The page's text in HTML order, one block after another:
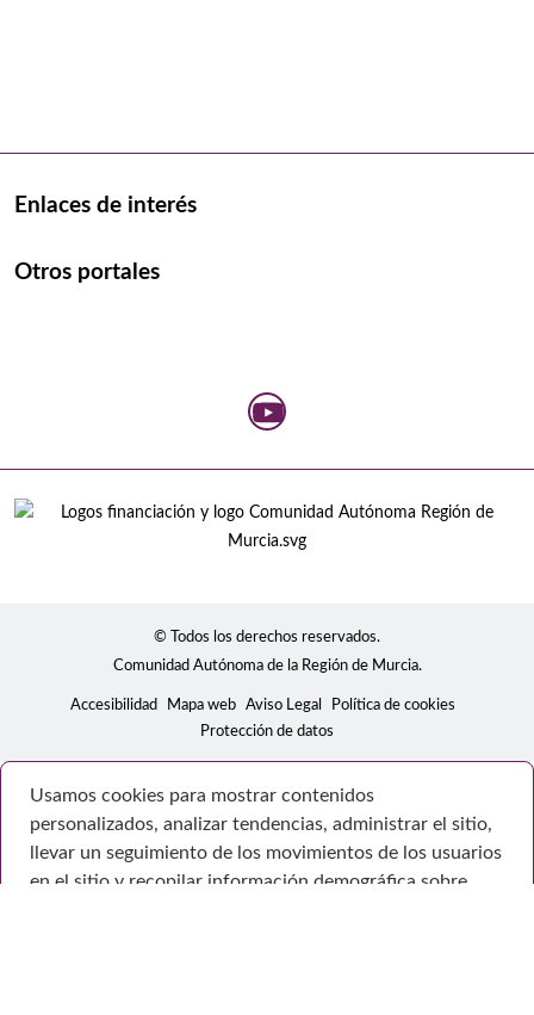
Enlaces de interés
Otros portales
© Todos los derechos reservados.
Comunidad Autónoma de la Región de Murcia.
Accesibilidad Mapa web Aviso Legal
Política de cookies
Protección de datos
Usamos cookies para mostrar contenidos
personalizados, analizar tendencias, administrar el sitio,
llevar un seguimiento de los movimientos de los usuarios
en el sitio y recopilar información demográfica sobre